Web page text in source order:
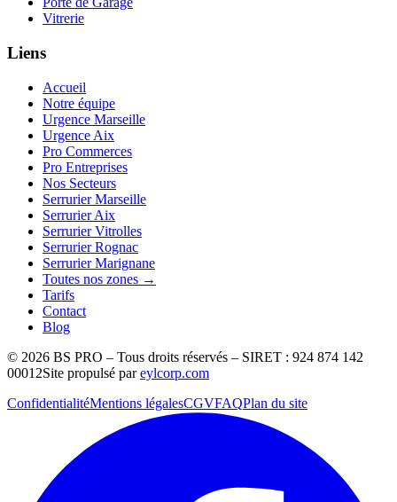
Vitrerie
Liens
Accueil
Notre équipe
Urgence Marseille
Urgence Aix
Pro Commerces
Pro Entreprises
Nos Secteurs
Serrurier Marseille
Serrurier Aix
Serrurier Vitrolles
Serrurier Rognac
Serrurier Marignane
Toutes nos zones →
Tarifs
Contact
Blog
© 2026 BS PRO – Tous droits réservés – SIRET : 924 874 142
00012Site propulsé par eylcorp.com
ConfidentialitéMentions légalesCGVFAQPlan du site